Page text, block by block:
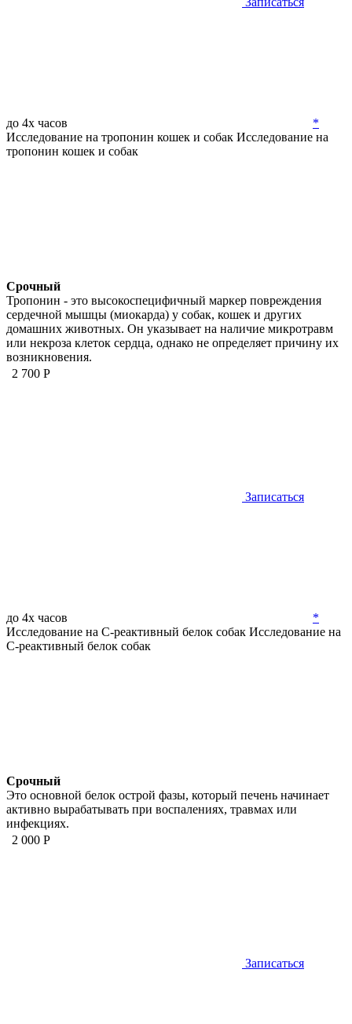
до 4х часов
*
Исследование на тропонин кошек и собак Исследование на
тропонин кошек и собак
Срочный
Тропонин - это высокоспецифичный маркер повреждения
сердечной мышцы (миокарда) у собак, кошек и других
домашних животных. Он указывает на наличие микротравм
или некроза клеток сердца, однако не определяет причину их
возникновения.
2 700 Р
Записаться
до 4х часов
*
Исследование на С-реактивный белок собак Исследование на
С-реактивный белок собак
Срочный
Это основной белок острой фазы, который печень начинает
активно вырабатывать при воспалениях, травмах или
инфекциях.
2 000 Р
Записаться